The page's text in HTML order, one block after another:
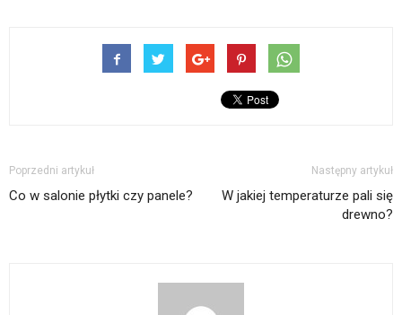
Poprzedni artykuł
Co w salonie płytki czy panele?
Następny artykuł
W jakiej temperaturze pali się
drewno?